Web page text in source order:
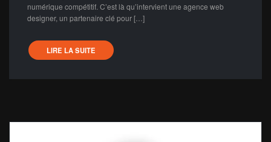
numérique compétitif. C’est là qu’intervient une agence web
designer, un partenaire clé pour […]
LIRE LA SUITE